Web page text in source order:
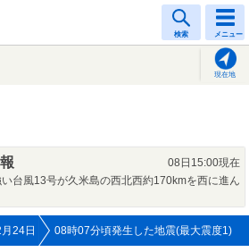
検索 メニュー
現在地
08日15:00現在
台風13号が久米島の西北西約170kmを西に進ん
24日 08時07分頃発生した地震(最大震度1)